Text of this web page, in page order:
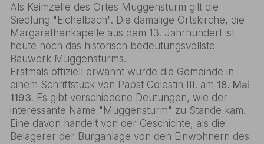
Als Keimzelle des Ortes Muggensturm gilt die
Siedlung "Eichelbach". Die damalige Ortskirche, die
Margarethenkapelle aus dem 13. Jahrhundert ist
heute noch das historisch bedeutungsvollste
Bauwerk Muggensturms.
Erstmals offiziell erwähnt wurde die Gemeinde in
einem Schriftstück von Papst Cölestin III. am 18. Mai
1193. Es gibt verschiedene Deutungen, wie der
interessante Name "Muggensturm" zu Stande kam.
Eine davon handelt von der Geschichte, als die
Belagerer der Burganlage von den Einwohnern des